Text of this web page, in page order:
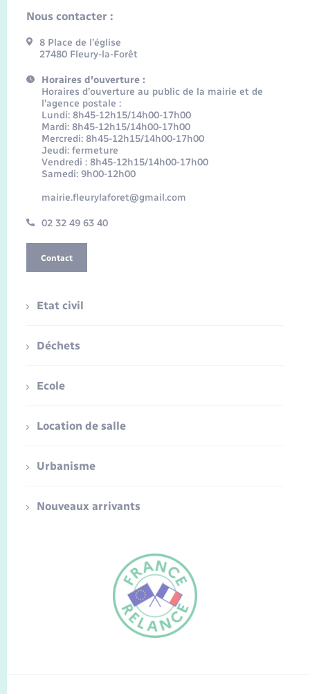
FR
Nous contacter :
8 Place de l’église
27480 Fleury-la-Forêt
Horaires d'ouverture :
Horaires d’ouverture au public de la mairie et de
l’agence postale :
Lundi: 8h45-12h15/14h00-17h00
Mardi: 8h45-12h15/14h00-17h00
Mercredi: 8h45-12h15/14h00-17h00
Jeudi: fermeture
Vendredi : 8h45-12h15/14h00-17h00
Samedi: 9h00-12h00
mairie.fleurylaforet@gmail.com
02 32 49 63 40
Contact
Etat civil
Déchets
Ecole
Location de salle
Urbanisme
Nouveaux arrivants